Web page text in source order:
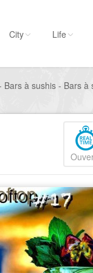
City Life
à sushis - Bars